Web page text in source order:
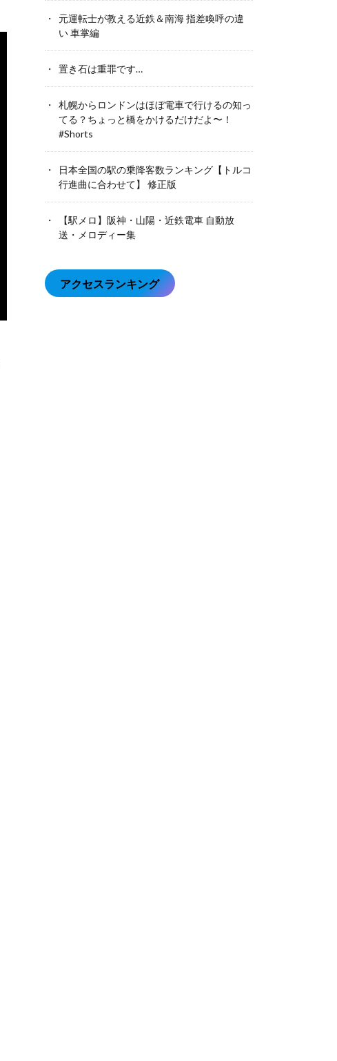
元運転士が教える近鉄＆南海 指差喚呼の違
い 車掌編
置き石は重罪です…
札幌からロンドンはほぼ電車で行けるの知っ
てる？ちょっと橋をかけるだけだよ〜！
#Shorts
日本全国の駅の乗降客数ランキング【トルコ
行進曲に合わせて】 修正版
【駅メロ】阪神・山陽・近鉄電車 自動放
送・メロディー集
アクセスランキング